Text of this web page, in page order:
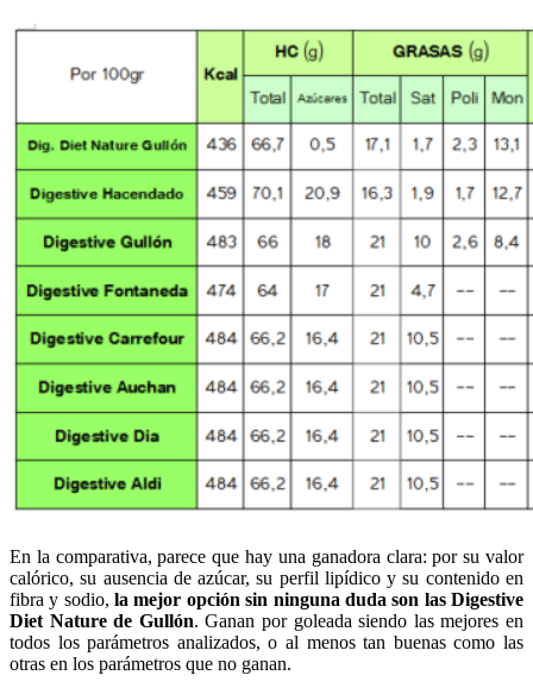
En la comparativa, parece que hay una ganadora clara: por su valor
calórico, su ausencia de azúcar, su perfil lipídico y su contenido en
fibra y sodio, la mejor opción sin ninguna duda son las Digestive
Diet Nature de Gullón. Ganan por goleada siendo las mejores en
todos los parámetros analizados, o al menos tan buenas como las
otras en los parámetros que no ganan.